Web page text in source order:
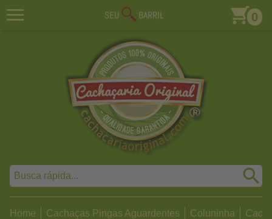
0
Home Cachaças Pingas Aguardentes Coluninha